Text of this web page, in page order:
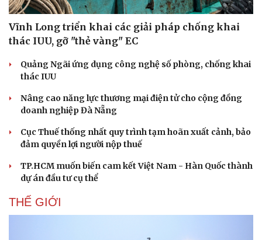
Vĩnh Long triển khai các giải pháp chống khai
thác IUU, gỡ "thẻ vàng" EC
Quảng Ngãi ứng dụng công nghệ số phòng, chống khai
thác IUU
Nâng cao năng lực thương mại điện tử cho cộng đồng
doanh nghiệp Đà Nẵng
Cục Thuế thống nhất quy trình tạm hoãn xuất cảnh, bảo
đảm quyền lợi người nộp thuế
TP.HCM muốn biến cam kết Việt Nam - Hàn Quốc thành
dự án đầu tư cụ thể
THẾ GIỚI